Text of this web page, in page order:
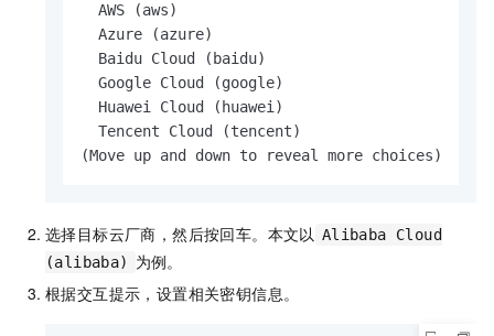
  AWS (aws)
  Azure (azure)
  Baidu Cloud (baidu)
  Google Cloud (google)
  Huawei Cloud (huawei)
  Tencent Cloud (tencent)
(Move up and down to reveal more choices)
选择目标云厂商，然后按回车。本文以 Alibaba Cloud
(alibaba)
为例。
根据交互提示，设置相关密钥信息。